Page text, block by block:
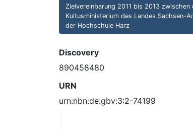
Zielvereinbarung 2011 bis 2013 zwischen
Kultusministerium des Landes Sachsen-
der Hochschule Harz
Discovery
890458480
URN
urn:nbn:de:gbv:3:2-74199